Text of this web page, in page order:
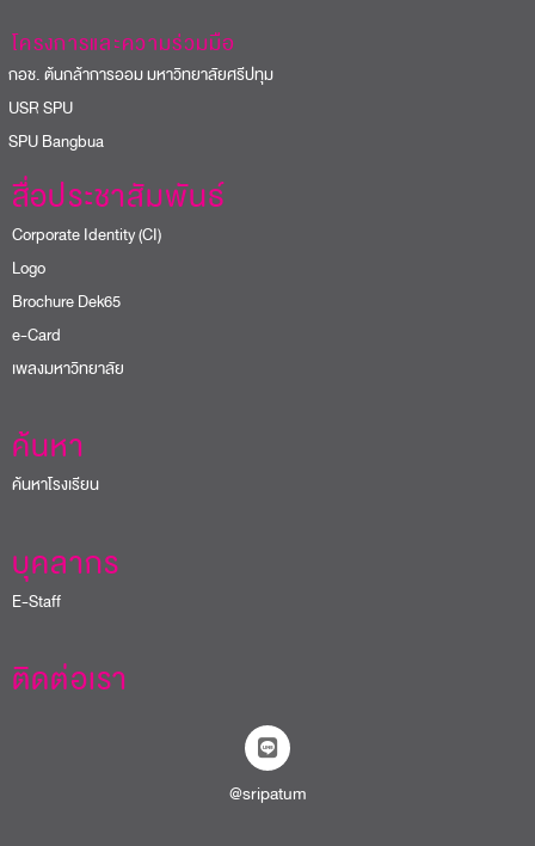
โครงการและความร่วมมือ
ช. ต้นกล้าการออม มหาวิทยาลัยศรีปทุม
SPU
Bangbua
สื่อประชาสัมพันธ์
Corporate Identity (CI)
Logo
Brochure Dek65
e-Card
เพลงมหาวิทยาลัย
ค้นหา
ค้นหาโรงเรียน
บุคลากร
E-Staff
ติดต่อเรา
@sripatum